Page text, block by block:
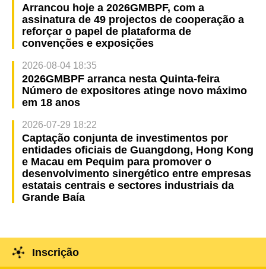
Arrancou hoje a 2026GMBPF, com a
assinatura de 49 projectos de cooperação a
reforçar o papel de plataforma de
convenções e exposições
2026-08-04 18:35
2026GMBPF arranca nesta Quinta-feira
Número de expositores atinge novo máximo
em 18 anos
2026-07-29 18:22
Captação conjunta de investimentos por
entidades oficiais de Guangdong, Hong Kong
e Macau em Pequim para promover o
desenvolvimento sinergético entre empresas
estatais centrais e sectores industriais da
Grande Baía
Inscrição